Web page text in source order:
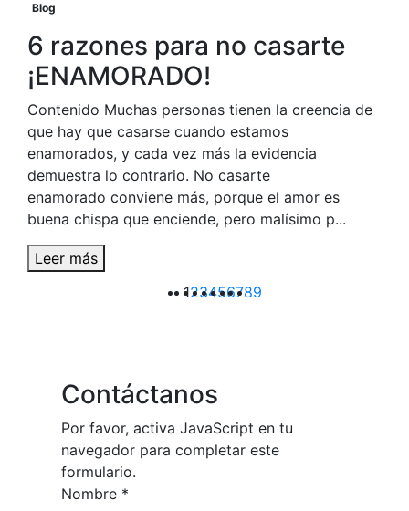
Blog
6 razones para no casarte
¡ENAMORADO!
Contenido Muchas personas tienen la creencia de
que hay que casarse cuando estamos
enamorados, y cada vez más la evidencia
demuestra lo contrario. No casarte
enamorado conviene más, porque el amor es
buena chispa que enciende, pero malísimo p...
Leer más
123456789
Contáctanos
Por favor, activa JavaScript en tu
navegador para completar este
formulario.
Nombre *